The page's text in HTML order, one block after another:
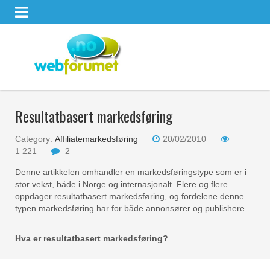
Resultatbasert markedsføring
Category: Affiliatemarkedsføring
20/02/2010
1 221
2
Denne artikkelen omhandler en markedsføringstype som er i
stor vekst, både i Norge og internasjonalt. Flere og flere
oppdager resultatbasert markedsføring, og fordelene denne
typen markedsføring har for både annonsører og publishere.
Hva er resultatbasert markedsføring?